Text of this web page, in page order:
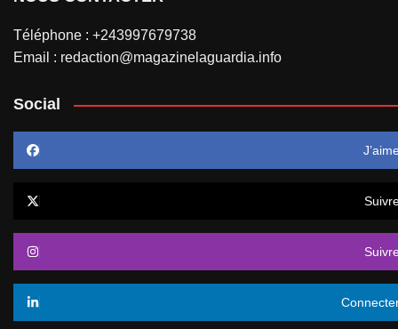
Téléphone : +243997679738
Email : redaction@magazinelaguardia.info
Social